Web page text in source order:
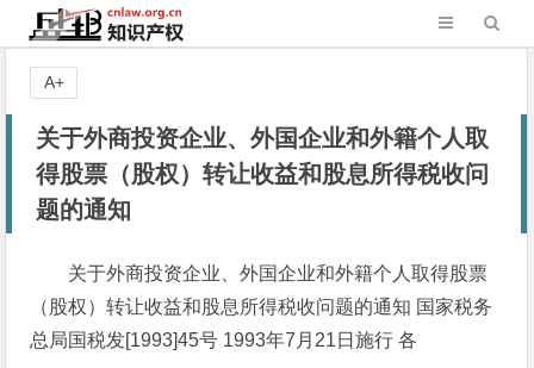
关于外商投资企业、外国企业和外籍个人取
得股票（股权）转让收益和股息所得税收问
题的通知
关于外商投资企业、外国企业和外籍个人取得股票
（股权）转让收益和股息所得税收问题的通知 国家税务
总局国税发[1993]45号 1993年7月21日施行 各
A+